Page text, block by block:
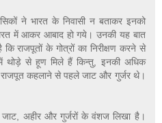
ने भारत के निवासी न बताकर इनको
में आकर आबाद हो गये। उनकी यह बात
राजपूतों के गोत्रों का निरीक्षण करने से
थोड़े से हूण मिले हैं किन्तु, इनकी अधिक
कहलाने से पहले जाट और गुर्जर थे।
जाट, अहीर और गुर्जरों के वंशज लिखा है।